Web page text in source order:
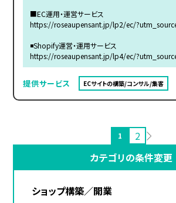
■EC運用・運営サービス
https://roseaupensant.jp/lp2/ec/
◾️Shopify運営・運用サービス
https://roseaupensant.jp/lp4/ec/
提供サービス ECサイトの構築/コンサル/集客
1
2
カテゴリの条件変更
ショップ構築／開業